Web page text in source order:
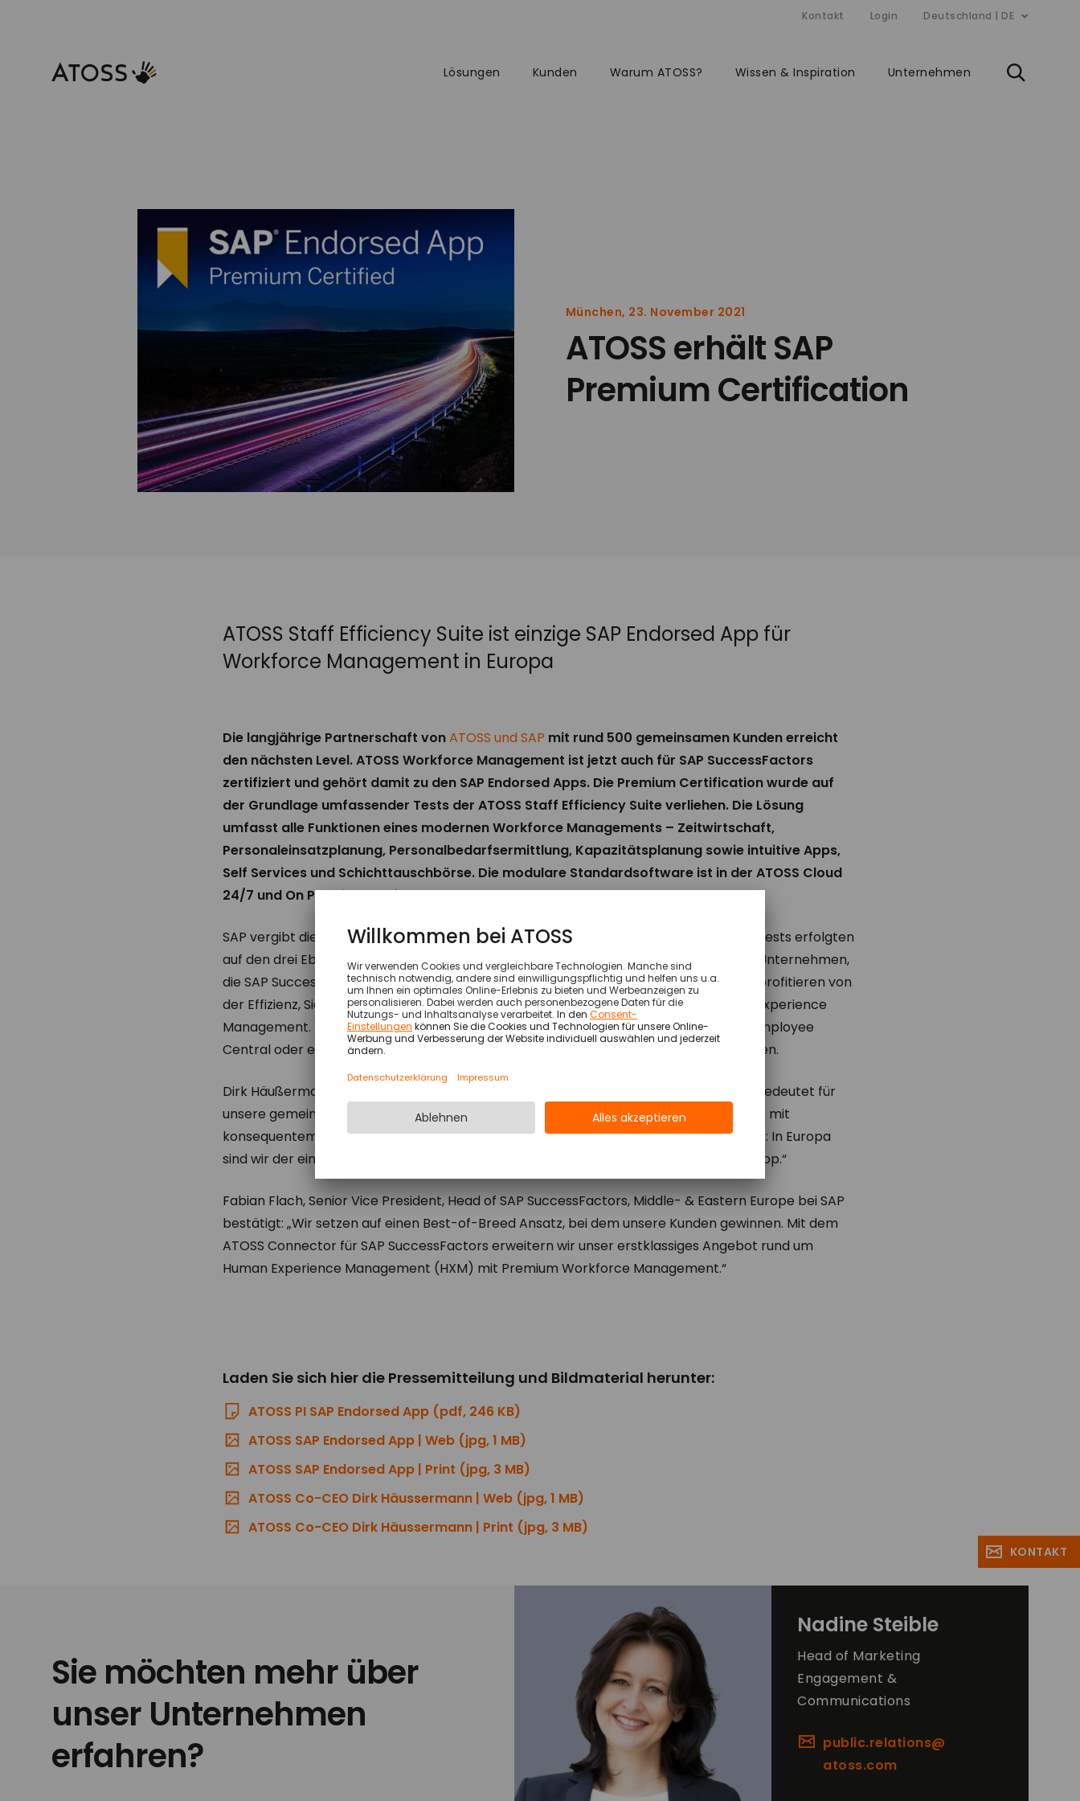
Kontakt Login Deutschland | DE
Lösungen Kunden Warum ATOSS? Wissen & Inspiration Unternehmen
München, 23. November 2021
ATOSS erhält SAP
Premium Certification
ATOSS Staff Efficiency Suite ist einzige SAP Endorsed App für
Workforce Management in Europa
Die langjährige Partnerschaft vonATOSS und SAP mit rund 500 gemeinsamen Kunden erreicht
den nächsten Level. ATOSS Workforce Management ist jetzt auch für SAP SuccessFactors
zertifiziert und gehört damit zu den SAP Endorsed Apps. Die Premium Certification wurde auf
der Grundlage umfassender Tests der ATOSS Staff Efficiency Suite verliehen. Die Lösung
umfasst alle Funktionen eines modernen Workforce Managements – Zeitwirtschaft,
Personaleinsatzplanung, Personalbedarfsermittlung, Kapazitätsplanung sowie intuitive Apps,
Self Services und Schichttauschbörse. Die modulare Standardsoftware ist in der ATOSS Cloud
24/7 und On Premises verfügbar.
SAP vergibt die „Premium Certification for SAP Endorsed Apps“ nur auf Einladung. Die Tests erfolgten
auf den drei Ebenen Integration Certification, Cloud Quality und Static Security Code. Unternehmen,
die SAP SuccessFactors und die cloudbasierte ATOSS Staff Efficiency Suite einsetzen, profitieren von
der Effizienz, Sicherheit und Zukunftsfähigkeit einer Best-of-Breed Lösung für Human Experience
Management. ATOSS Workforce Management lässt sich mit dem HR-Core-System Employee
Central oder einzelnen Modulen wie Payroll und Time Management flexibel kombinieren.
Dirk Häußermann, Co-CEO der ATOSS Software AG, sagt: „Die Premium Certification bedeutet für
unsere gemeinsamen Kunden einen echten Mehrwert – eine durchgängige HR-Lösung mit
konsequentem Fokus auf die Employee Experience. Und was uns ganz besonders freut: In Europa
sind wir der einzige Workforce Management Anbieter mit dem Status SAP Endorsed App.“
Fabian Flach, Senior Vice President, Head of SAP SuccessFactors, Middle- & Eastern Europe bei SAP
bestätigt: „Wir setzen auf einen Best-of-Breed Ansatz, bei dem unsere Kunden gewinnen. Mit dem
ATOSS Connector für SAP SuccessFactors erweitern wir unser erstklassiges Angebot rund um
Human Experience Management (HXM) mit Premium Workforce Management.“
Laden Sie sich hier die Pressemitteilung und Bildmaterial herunter:
ATOSS PI SAP Endorsed App (pdf, 246 KB)
ATOSS SAP Endorsed App | Web (jpg, 1 MB)
ATOSS SAP Endorsed App | Print (jpg, 3 MB)
ATOSS Co-CEO Dirk Häussermann | Web (jpg, 1 MB)
ATOSS Co-CEO Dirk Häussermann | Print (jpg, 3 MB)
Sie möchten mehr über
unser Unternehmen
erfahren?
Nadine Steible
Head of Marketing
Engagement &
Communications
public.relations@
atoss.com
KONTAKT